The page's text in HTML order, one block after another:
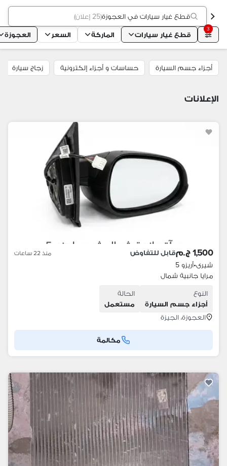
قطع غيار سيارات في العجوزة(25 إعلان )
3
قطع غيار سيارات الماركة السعر العجوزة
أجزاء جسم السيارة حساسات و أجزاء إلكترونية زجاج سيارة
الإعلانات
1,500 ج.م قابل للتفاوض منذ 22 ساعات
شيرى•أريزو 5
مرايا جانبية شمال
النوع
أجزاء جسم السيارة
الحالة
مستعمل
العجوزة، الجيزة
مكالمة